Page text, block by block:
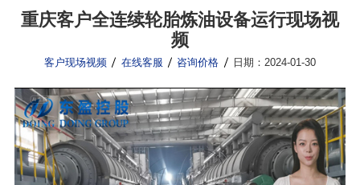
重庆客户全连续轮胎炼油设备运行现场视
频
客户现场视频 在线客服 咨询价格 日期：2024-01-30